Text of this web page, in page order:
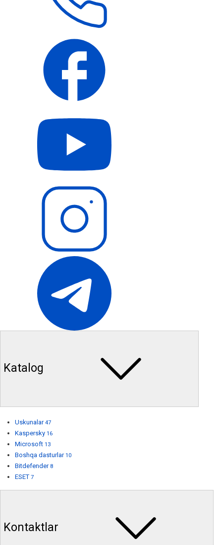
Katalog
Uskunalar 47
Kaspersky 16
Microsoft 13
Boshqa dasturlar 10
Bitdefender 8
ESET 7
Kontaktlar